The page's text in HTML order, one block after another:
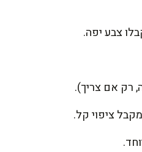
רק אם צריך).
ציפוי קל.